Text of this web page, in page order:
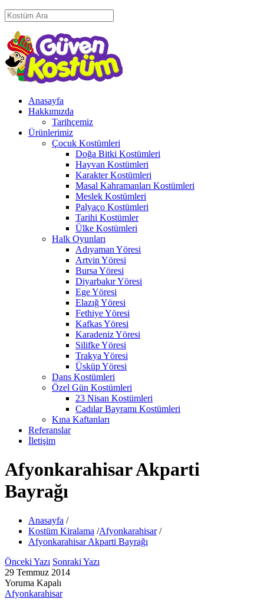
Anasayfa
Hakkımızda
Tarihçemiz
Ürünlerimiz
Çocuk Kostümleri
Doğa Bitki Kostümleri
Hayvan Kostümleri
Karakter Kostümleri
Masal Kahramanları Kostümleri
Meslek Kostümleri
Palyaço Kostümleri
Tarihi Kostümler
Ülke Kostümleri
Halk Oyunları
Adıyaman Yöresi
Artvin Yöresi
Bursa Yöresi
Diyarbakır Yöresi
Ege Yöresi
Elazığ Yöresi
Fethiye Yöresi
Kafkas Yöresi
Karadeniz Yöresi
Silifke Yöresi
Trakya Yöresi
Üsküp Yöresi
Dans Kostümleri
Özel Gün Kostümleri
23 Nisan Kostümleri
Cadılar Bayramı Kostümleri
Kına Kaftanları
Referanslar
İletişim
Afyonkarahisar Akparti
Bayrağı
Anasayfa /
Kostüm Kiralama /Afyonkarahisar /
Afyonkarahisar Akparti Bayrağı
Önceki Yazı Sonraki Yazı
29 Temmuz 2014
Yoruma Kapalı
Afyonkarahisar